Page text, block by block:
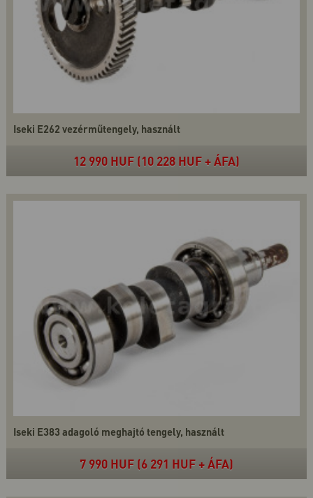
Iseki E262 vezérműtengely, használt
12 990 HUF (10 228 HUF + ÁFA)
Iseki E383 adagoló meghajtó tengely, használt
7 990 HUF (6 291 HUF + ÁFA)